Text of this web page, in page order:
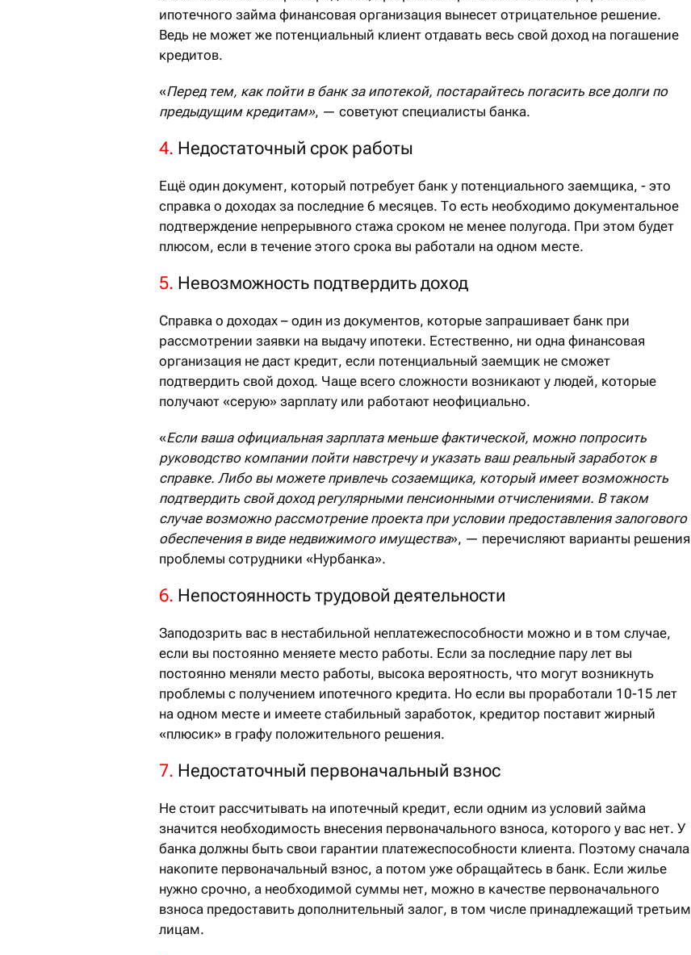
ипотечного займа финансовая организация вынесет отрицательное решение.
Ведь не может же потенциальный клиент отдавать весь свой доход на погашение
кредитов.
«Перед тем, как пойти в банк за ипотекой, постарайтесь погасить все долги по
предыдущим кредитам», — советуют специалисты банка.
4. Недостаточный срок работы
Ещё один документ, который потребует банк у потенциального заемщика, - это
справка о доходах за последние 6 месяцев. То есть необходимо документальное
подтверждение непрерывного стажа сроком не менее полугода. При этом будет
плюсом, если в течение этого срока вы работали на одном месте.
5. Невозможность подтвердить доход
Справка о доходах – один из документов, которые запрашивает банк при
рассмотрении заявки на выдачу ипотеки. Естественно, ни одна финансовая
организация не даст кредит, если потенциальный заемщик не сможет
подтвердить свой доход. Чаще всего сложности возникают у людей, которые
получают «серую» зарплату или работают неофициально.
«Если ваша официальная зарплата меньше фактической, можно попросить
руководство компании пойти навстречу и указать ваш реальный заработок в
справке. Либо вы можете привлечь созаемщика, который имеет возможность
подтвердить свой доход регулярными пенсионными отчислениями. В таком
случае возможно рассмотрение проекта при условии предоставления залогового
обеспечения в виде недвижимого имущества», — перечисляют варианты решения
проблемы сотрудники «Нурбанка».
6. Непостоянность трудовой деятельности
Заподозрить вас в нестабильной неплатежеспособности можно и в том случае,
если вы постоянно меняете место работы. Если за последние пару лет вы
постоянно меняли место работы, высока вероятность, что могут возникнуть
проблемы с получением ипотечного кредита. Но если вы проработали 10-15 лет
на одном месте и имеете стабильный заработок, кредитор поставит жирный
«плюсик» в графу положительного решения.
7. Недостаточный первоначальный взнос
Не стоит рассчитывать на ипотечный кредит, если одним из условий займа
значится необходимость внесения первоначального взноса, которого у вас нет. У
банка должны быть свои гарантии платежеспособности клиента. Поэтому сначала
накопите первоначальный взнос, а потом уже обращайтесь в банк. Если жилье
нужно срочно, а необходимой суммы нет, можно в качестве первоначального
взноса предоставить дополнительный залог, в том числе принадлежащий третьим
лицам.